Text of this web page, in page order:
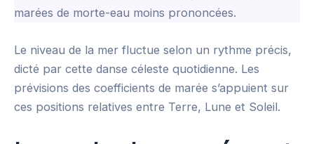
marées de morte-eau moins prononcées.
Le niveau de la mer fluctue selon un rythme précis,
dicté par cette danse céleste quotidienne. Les
prévisions des coefficients de marée s’appuient sur
ces positions relatives entre Terre, Lune et Soleil.